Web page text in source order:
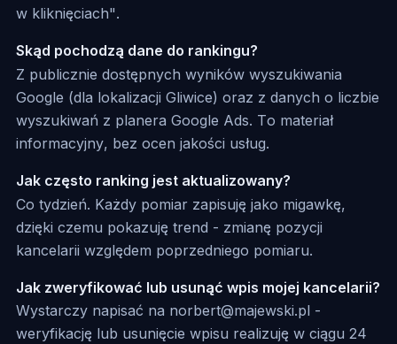
w kliknięciach".
Skąd pochodzą dane do rankingu?
Z publicznie dostępnych wyników wyszukiwania
Google (dla lokalizacji Gliwice) oraz z danych o liczbie
wyszukiwań z planera Google Ads. To materiał
informacyjny, bez ocen jakości usług.
Jak często ranking jest aktualizowany?
Co tydzień. Każdy pomiar zapisuję jako migawkę,
dzięki czemu pokazuję trend - zmianę pozycji
kancelarii względem poprzedniego pomiaru.
Jak zweryfikować lub usunąć wpis mojej kancelarii?
Wystarczy napisać na norbert@majewski.pl -
weryfikację lub usunięcie wpisu realizuję w ciągu 24